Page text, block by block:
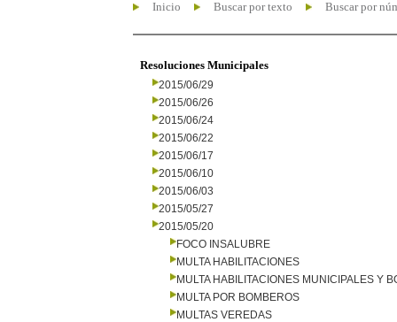
Inicio Buscar por texto Buscar por
Resoluciones Municipales
2015/06/29
2015/06/26
2015/06/24
2015/06/22
2015/06/17
2015/06/10
2015/06/03
2015/05/27
2015/05/20
FOCO INSALUBRE
MULTA HABILITACIONES
MULTA HABILITACIONES MUNICIPALES Y
MULTA POR BOMBEROS
MULTAS VEREDAS